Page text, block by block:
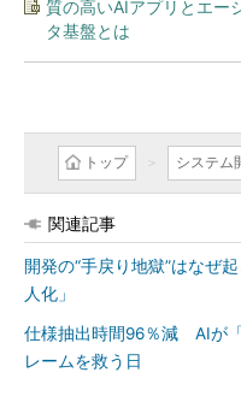
質の高いAIアプリとエー
タ基盤とは
トップ システム
関連記事
開発の“手戻り地獄”はなぜ
人化」
仕様抽出時間96％減 AIが
レームを救う日